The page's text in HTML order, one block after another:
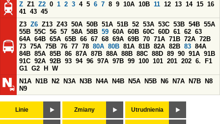
Z Z1 Z2 0 1 2 3 4 5 6 7 8 9 10A 10B 11 12 13 14 15 16
41 43 45
Z3 Z6 Z13 Z43 50A 50B 51A 51B 52 53A 53C 53B 54B 55A
55B 55C 56 57 58A 58B 59 60A 60B 60C 60D 61 62 63
64A 64B 65A 65B 66 67 68 69A 69B 70 71A 71B 72A 72B
73 75A 75B 76 77 78 80A 80B 81A 81B 82A 82B 83 84A
84B 85A 85B 86 87A 87B 88A 88B 88C 88D 89 90 91A 91B
91C 92A 92B 93 94 96 97A 97B 99 100 101 201 202 6.
F1
G1 G2 H
W
N1A
N1B N2 N3A N3B N4A N4B N5A N5B N6 N7A N7B
N8
N9
Linie Zmiany Utrudnienia